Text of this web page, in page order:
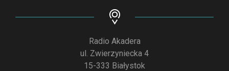
Radio Akadera
ul. Zwierzyniecka 4
15-333 Białystok